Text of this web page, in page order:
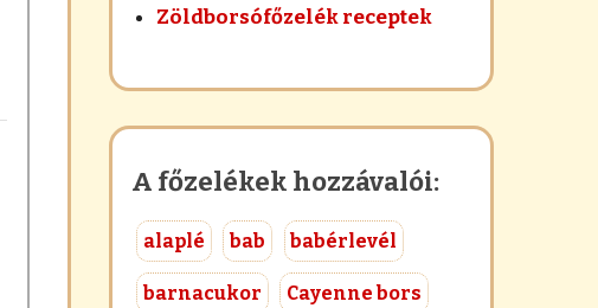
Zöldborsófőzelék receptek
A főzelékek hozzávalói:
alaplé bab babérlevél
barnacukor Cayenne bors